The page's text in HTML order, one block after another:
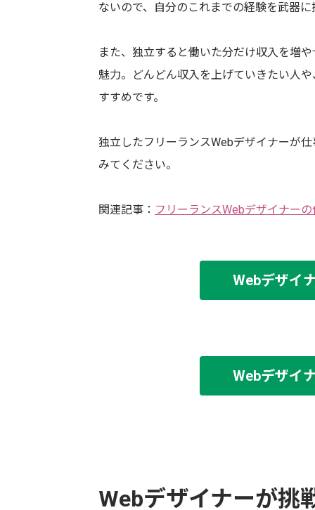
ないので、自分のこれまでの経験を武器
また、独立すると働いた分だけ収入を増
魅力。どんどん収入を上げていきたい人
すすめです。
独立したフリーランスWebデザイナーが
みてください。
関連記事： フリーランスWebデザイナー
Webデザイ
Webデザイ
Webデザイナーが挑